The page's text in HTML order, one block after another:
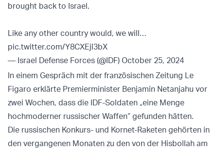
brought back to Israel.
Like any other country would, we will…
pic.twitter.com/Y8CXEjl3bX
— Israel Defense Forces (@IDF) October 25, 2024
In einem Gespräch mit der französischen Zeitung Le
Figaro erklärte Premierminister Benjamin Netanjahu vor
zwei Wochen, dass die IDF-Soldaten „eine Menge
hochmoderner russischer Waffen“ gefunden hätten.
Die russischen Konkurs- und Kornet-Raketen gehörten in
den vergangenen Monaten zu den von der Hisbollah am